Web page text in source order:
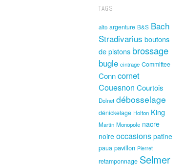
TAGS
alto argenture B&S Bach
Stradivarius boutons
de pistons brossage
bugle cintrage Committee
Conncornet
Couesnon Courtois
Dolnet débosselage
dénickelage Holton King
Martin Monopole nacre
noire occasions patine
paua pavillon Pierret
retamponnage Selmer